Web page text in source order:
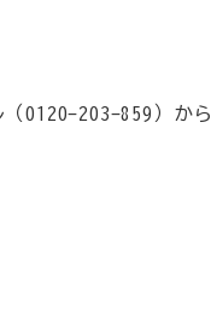
0120-203-859）から